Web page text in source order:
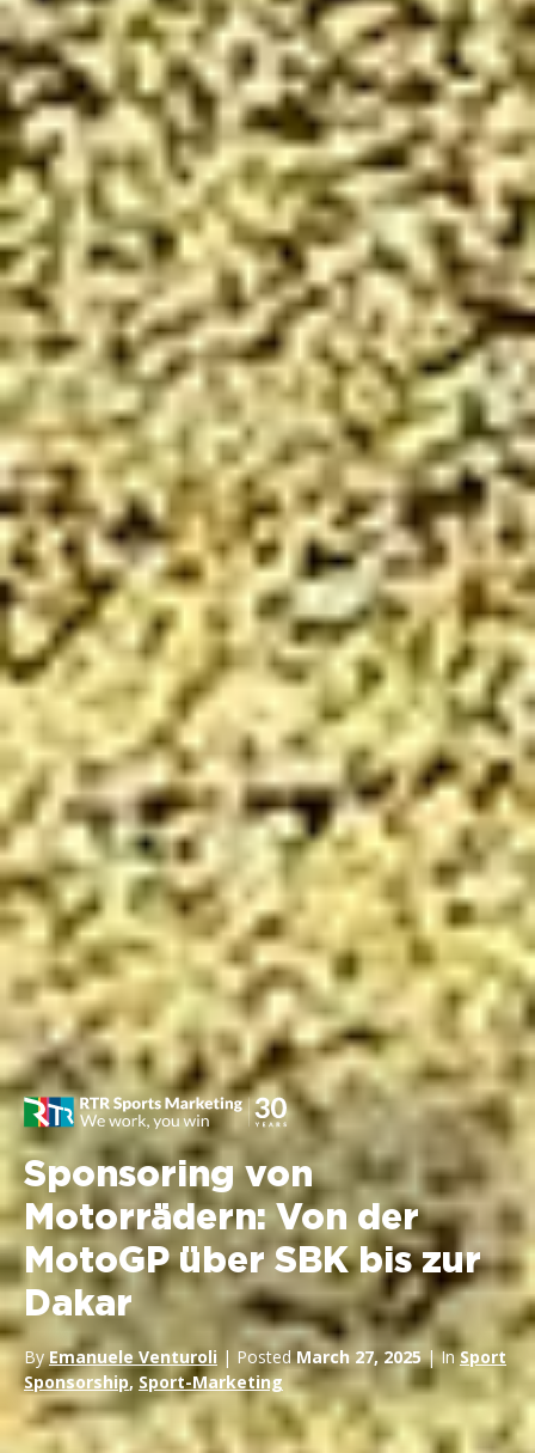
Sponsoring von
Motorrädern: Von der
MotoGP über SBK bis zur
Dakar
ByEmanuele Venturoli | PostedMarch 27, 2025| InSport
Sponsorship, Sport-Marketing